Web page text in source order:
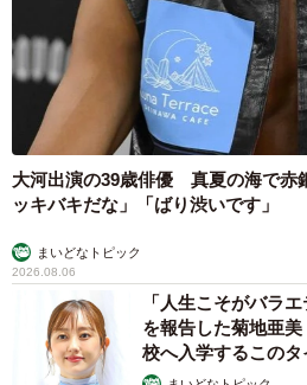
「タカラトミーさんが観てくれたよ」と
（動画よりキャプチャ／提供：Nunoさん
今回、奥田さんから届いたメッセ
かせてもらった息子くん。その可
「思いは届くんだ！」とフォロワ
ます。
大河出演の39歳俳優 真夏の海で
ッキバキだな」「ばり渋いです」
まいどなトピック
2026.08.06
「人生こそがバラ
を報告した菊地亜
校へ入学するこのタ